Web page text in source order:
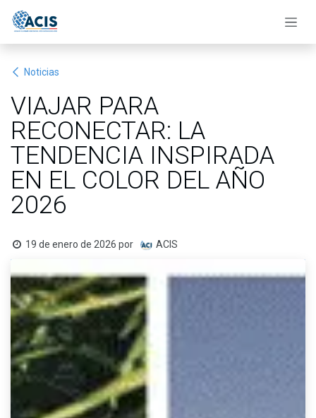
Noticias
VIAJAR PARA
RECONECTAR: LA
TENDENCIA INSPIRADA
EN EL COLOR DEL AÑO
2026
19 de enero de 2026 por ACIS